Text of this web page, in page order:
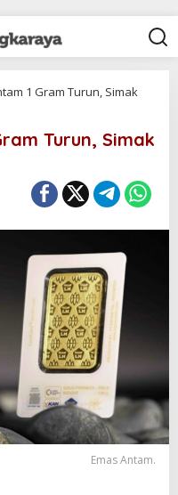
1 Gram Turun, Simak
Turun, Simak
Emas Antam.